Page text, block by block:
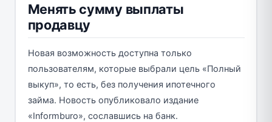
Менять сумму выплаты
продавцу
Новая возможность доступна только
пользователям, которые выбрали цель «Полный
выкуп», то есть, без получения ипотечного
займа. Новость опубликовало издание
«Informburo», сославшись на банк.